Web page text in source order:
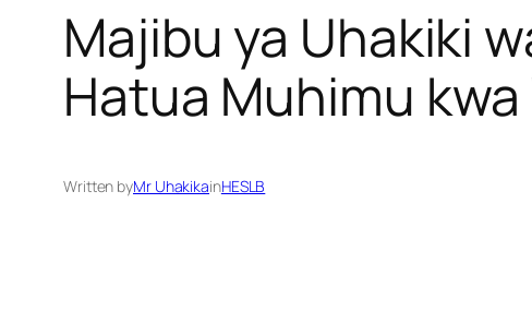
Majibu ya Uhakiki
Hatua Muhimu
Written byMr UhakikainHESLB